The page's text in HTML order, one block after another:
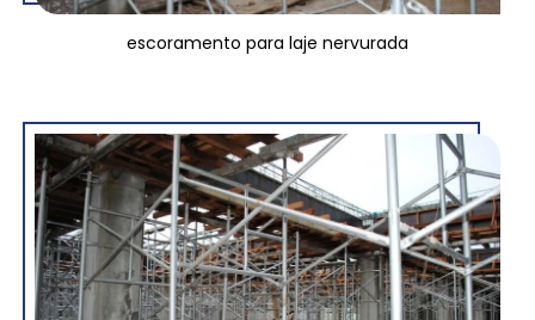
escoramento para laje nervurada